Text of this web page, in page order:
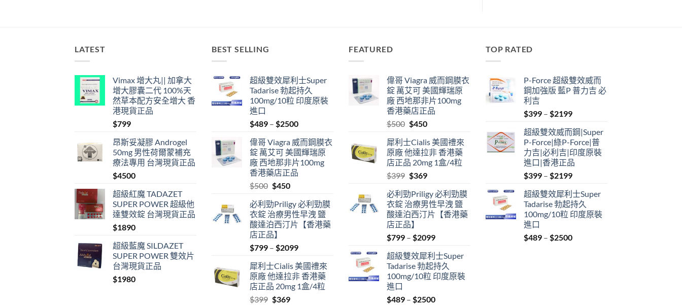
LATEST
Vimax 增大丸|| 加拿大
增大膠囊二代 100%天
然草本配方安全增大 香
港現貨正品
$799
昂斯妥凝膠 Androgel
50mg 男性荷爾蒙補充
療法專用 台灣現貨正品
$4500
超級紅魔 TADAZET
SUPER POWER 超級他
達雙效錠 台灣現貨正品
$1890
超級藍魔 SILDAZET
SUPER POWER 雙效片
台灣現貨正品
$1980
BEST SELLING
超級雙效犀利士Super
Tadarise 勃起持久
100mg/10粒 印度原裝
進口
$489 – $2500Price
$489
through
$2500
偉哥 Viagra 威而鋼膜衣
錠 萬艾可 美國輝瑞原
廠 西地那非片100mg
香港藥店正品
$500 Original
was:
$500.
$450Current
is:
$450.
必利勁Priligy 必利勁膜
衣錠 治療男性早洩 鹽
酸達泊西汀片【香港藥
店正品】
$799 – $2099Price
$799
through
$2099
犀利士Cialis 美國禮來
原廠 他達拉非 香港藥
店正品 20mg 1盒/4粒
$399 Original
$369Current
FEATURED
偉哥 Viagra 威而鋼膜衣
錠 萬艾可 美國輝瑞原
廠 西地那非片100mg
香港藥店正品
$500 Original
was:
$500.
$450Current
is:
$450.
犀利士Cialis 美國禮來
原廠 他達拉非 香港藥
店正品 20mg 1盒/4粒
$399 Original
was:
$399.
$369Current
is:
$369.
必利勁Priligy 必利勁膜
衣錠 治療男性早洩 鹽
酸達泊西汀片【香港藥
店正品】
$799 – $2099Price
$799
through
$2099
超級雙效犀利士Super
Tadarise 勃起持久
100mg/10粒 印度原裝
進口
$489 – $2500Price
TOP RATED
P-Force 超級雙效威而
鋼加強版 藍P 普力吉 必
利吉
$399 – $2199Price
$399
through
$2199
超級雙效威而鋼|Super
P-Force|綠P-Force|普
力吉|必利吉|印度原裝
進口|香港正品
$399 – $2199Price
$399
through
$2199
超級雙效犀利士Super
Tadarise 勃起持久
100mg/10粒 印度原裝
進口
$489 – $2500Price